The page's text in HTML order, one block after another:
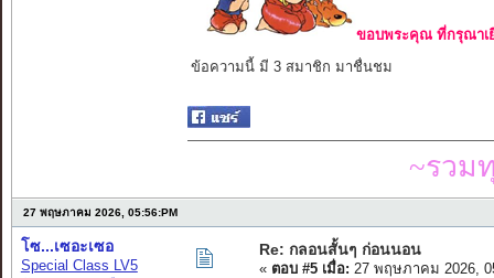
ขอบพระคุณ ที่กรุณาเ
ข้อความนี้ มี 3 สมาชิก มาชื่นชม
~รวม
27 พฤษภาคม 2026, 05:56:PM
โซ...เซอะเซอ
Special Class LV5
Re: กลอนสั้นๆ ก่อนนอน
« ตอบ #5 เมื่อ: 27 พฤษภาคม 2026,